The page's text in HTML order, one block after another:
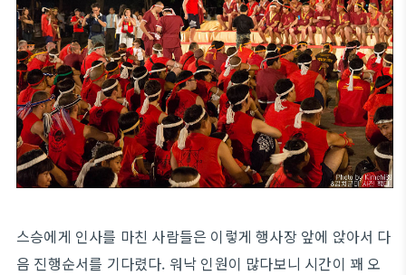
스승에게 인사를 마친 사람들은 이렇게 행사장 앞에 앉아서 다
음 진행순서를 기다렸다. 워낙 인원이 많다보니 시간이 꽤 오